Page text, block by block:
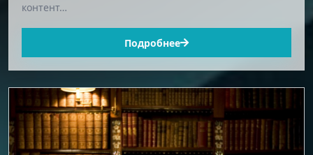
контент…
Подробнее